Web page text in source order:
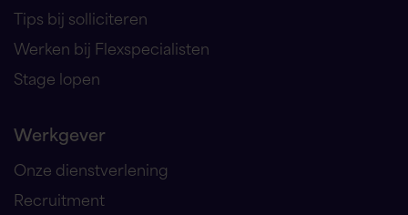
Tips bij solliciteren
Werken bij Flexspecialisten
Stage lopen
Werkgever
Onze dienstverlening
Recruitment